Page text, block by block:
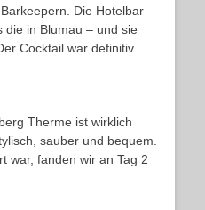
Die Hotelbar
die in Blumau – und sie
Cocktail war definitiv
Therme ist wirklich
sauber und bequem.
war, fanden wir an Tag 2